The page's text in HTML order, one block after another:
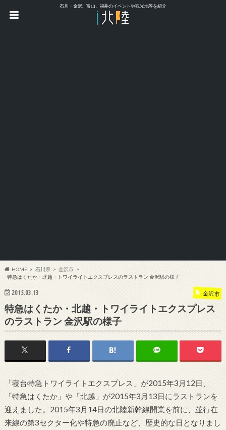
石川・金沢、富山、福井のイベントや観光地等を紹介
HOME 石川県
金沢市
特急はくたか・北越・トワイライトエクスプレスのラストラン 金沢駅の様子
2015.03.13 金沢市
特急はくたか・北越・トワイライトエクスプレス
のラストラン 金沢駅の様子
「寝台特急トワイライトエクスプレス」が2015年3月12日、
「特急はくたか」や「北越」が2015年3月13日にラストランを
迎えました。2015年3月14日の北陸新幹線開業を前に、並行在
来線の第3セクター化や特急の廃止など、歴史的な日となりまし